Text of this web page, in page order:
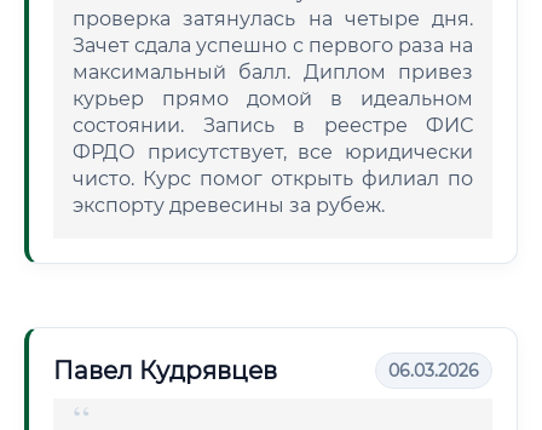
проверка затянулась на четыре дня.
Зачет сдала успешно с первого раза на
максимальный балл. Диплом привез
курьер прямо домой в идеальном
состоянии. Запись в реестре ФИС
ФРДО присутствует, все юридически
чисто. Курс помог открыть филиал по
экспорту древесины за рубеж.
Павел Кудрявцев 06.03.2026